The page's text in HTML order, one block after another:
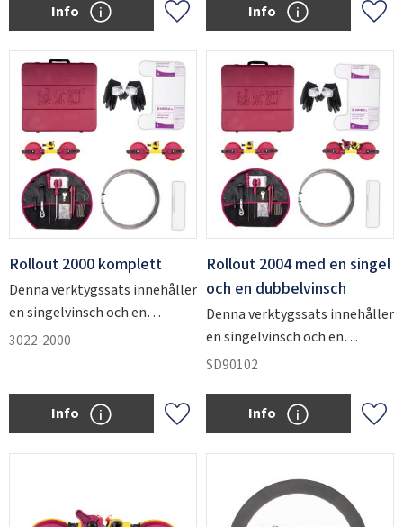
Add to favorites
Info Add
Info
Rollout 2000 komplett
Denna verktygssats innehåller
en singelvinsch och en
dubbelvinsch samt alla
3022-2000
Add to favorites
Info
Rollout 2004 med en singel
och en dubbelvinsch
Denna verktygssats innehåller
en singelvinsch och en
dubbelvinsch samt alla
komma igång.
SD90102
Add
Info
SWEDEN SEK